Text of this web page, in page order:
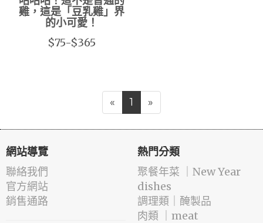
雞，這是「豆乳雞」界
的小可愛！
$75-$365
« 1 »
網站導覽
聯絡我們
官方網站
銷售通路
熱門分類
️聚餐年菜 ｜New Year
dishes
️調理類｜醃製品
肉類 ｜meat